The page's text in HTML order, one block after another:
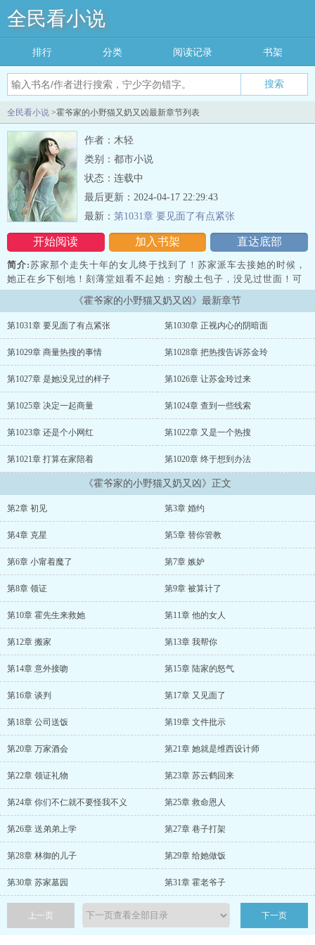
全民看小说
搜索
排行 分类 阅读记录 书架
全民看小说 >霍爷家的小野猫又奶又凶最新章节列表
作者：木轻
类别：都市小说
状态：连载中
开始阅读 加入书架 直达底部
最后更新：2024-04-17 22:29:43
最新： 第1031章 要见面了有点紧张
简介:苏家那个走失十年的女儿终于找到了！苏家派车去接她的时候，
她正在乡下刨地！刻薄堂姐看不起她：穷酸土包子，没见过世面！可
她淡淡一笑，转头国际时尚品牌负责人追来乡下只为找她合作。堂姐
顿时吓傻眼！大伯母嫌弃她：没文化的村姑！可她随手甩出毕业证，
毕业于国内第一学府！大伯母顿时哑口无言！偏心祖母想害她：替你
歉，我有婚约了，跟霍家五爷。大伯母惊诧：“霍家五爷？！那可是第
一世家的未来家主！整个海市都是他的……”祖母怒道：“放肆！你竟
敢撒这种谎！那霍家岂是我们能高攀的？”就在此时，下人匆匆来报：
“老太太，门口有个黑衣男人要见您……他说他是……霍家五爷！”祖
母顿时吓瘫在地……霍行知：“听说你们要把我老婆送人？”
《霍爷家的小野猫又奶又凶》最新章节
第1031章 要见面了有点紧张 第1030章 正视内心的阴暗面
第1029章 商量热搜的事情 第1028章 把热搜告诉苏金玲
第1027章 是她没见过的样子 第1026章 让苏金玲过来
第1025章 决定一起商量 第1024章 查到一些线索
第1023章 还是个小网红 第1022章 又是一个热搜
第1021章 打算在家陪着 第1020章 终于想到办法
《霍爷家的小野猫又奶又凶》正文
第2章 初见 第3章 婚约
第4章 克星 第5章 替你管教
第6章 小甯着魔了 第7章 嫉妒
第8章 领证 第9章 被算计了
第10章 霍先生来救她 第11章 他的女人
第12章 搬家 第13章 我帮你
第14章 意外接吻 第15章 陆家的怒气
第16章 谈判 第17章 又见面了
第18章 公司送饭 第19章 文件批示
第20章 万家酒会 第21章 她就是维西设计师
第22章 领证礼物 第23章 苏云鹤回来
第24章 你们不仁就不要怪我不义 第25章 救命恩人
第26章 送弟弟上学 第27章 巷子打架
第28章 林御的儿子 第29章 给她做饭
第30章 苏家墓园 第31章 霍老爷子
上一页 下一页